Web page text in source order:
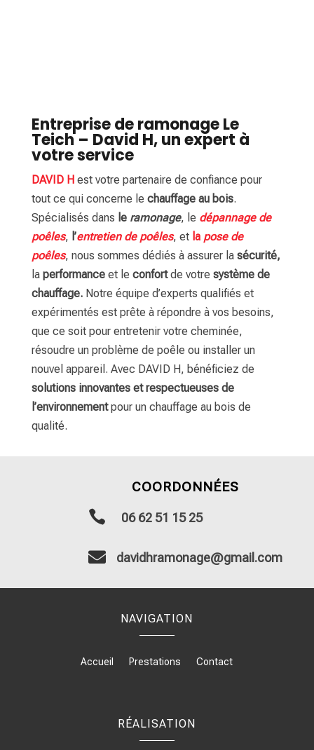
Entreprise de ramonage Le
Teich – David H, un expert à
votre service
DAVID Hest votre partenaire de confiance pour
tout ce qui concerne le chauffage au bois.
Spécialisés dans le ramonage, le dépannage de
poêles, l’entretien de poêles, etla pose de
poêles, nous sommes dédiés à assurer la sécurité,
la performanceet le confortde votre système de
chauffage.Notre équipe d’experts qualifiés et
expérimentés est prête à répondre à vos besoins,
que ce soit pour entretenir votre cheminée,
résoudre un problème de poêle ou installer un
nouvel appareil. Avec DAVID H, bénéficiez de
solutions innovantes et respectueuses de
l’environnementpour un chauffage au bois de
qualité.
COORDONNÉES
 06 62 51 15 25
 davidhramonage@gmail.com
NAVIGATION
Accueil Prestations Contact
RÉALISATION